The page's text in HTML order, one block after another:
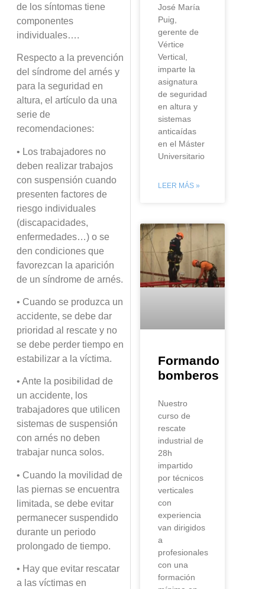
de los síntomas tiene
componentes
individuales….
Respecto a la prevención
del síndrome del arnés y
para la seguridad en
altura, el artículo da una
serie de
recomendaciones:
• Los trabajadores no
deben realizar trabajos
con suspensión cuando
presenten factores de
riesgo individuales
(discapacidades,
enfermedades…) o se
den condiciones que
favorezcan la aparición
de un síndrome de arnés.
• Cuando se produzca un
accidente, se debe dar
prioridad al rescate y no
se debe perder tiempo en
estabilizar a la víctima.
• Ante la posibilidad de
un accidente, los
trabajadores que utilicen
sistemas de suspensión
con arnés no deben
trabajar nunca solos.
• Cuando la movilidad de
las piernas se encuentra
limitada, se debe evitar
permanecer suspendido
durante un periodo
prolongado de tiempo.
• Hay que evitar rescatar
a las víctimas en
José María
Puig,
gerente de
Vértice
Vertical,
imparte la
asignatura
de seguridad
en altura y
sistemas
anticaídas
en el Máster
Universitario
LEER MÁS »
Formando
bomberos
Nuestro
curso de
rescate
industrial de
28h
impartido
por técnicos
verticales
con
experiencia
van dirigidos
a
profesionales
con una
formación